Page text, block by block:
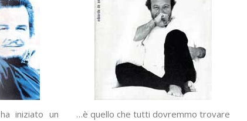
iniziato un
…è quello che tutti dovremmo trovare